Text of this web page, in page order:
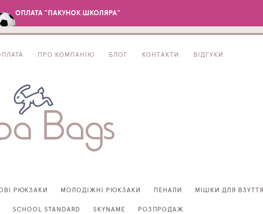
ОПЛАТА "ПАКУНОК ШКОЛЯРА"
ПРО КОМПАНІЮ БЛОГ КОНТАКТИ ВІДГУКИ
РЮКЗАКИ МОЛОДІЖНІ РЮКЗАКИ ПЕНАЛИ МІШКИ ДЛЯ ВЗУТТЯ
SCHOOL STANDARD SKYNAME РОЗПРОДАЖ